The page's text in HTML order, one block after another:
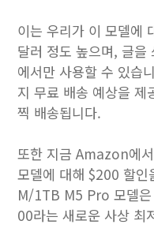
이는 우리가 이 모델에
달러 정도 높으며, 글
에서만 사용할 수 있습
지 무료 배송 예상을
찍 배송됩니다.
또한 지금 Amazon에
모델에 대해 $200 할
M/1TB M5 Pro 모델
00라는 새로운 사상 최